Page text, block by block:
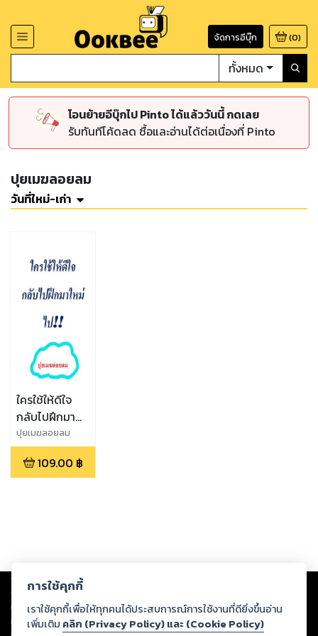
จัดการอีบุ๊ก (0)
ทั้งหมด
โอนย้ายอีบุ๊กไป Pinto ได้แล้ววันนี้ กดเลย
รับทันทีโค้ดลด ซื้อและอ่านได้ต่อเนื่องที่ Pinto
ปุยเมฆลอยลม
วันที่ใหม่-เก่า
ใครใช้ให้ดีใจ
กลับไปฝึกมา
ใหม่ไป
ปุยเมฆลอยลม
109.00 ฿
Copyright © 2026
ต่อผลงานหรือเนื้อหาใดที่อัปโหลดผ่านเว็บไซต์และปรากฏว่าละเมิดสิทธิใน
ทรัพย์สินทางปัญญาของบุคคลอื่นหรือขัดต่อกฎหมายและศีลธรรม ดังนั้น ผู้อ่าน
ทุกท่านโปรดใช้วิจารณญาณในการกลั่นกรองด้วยตนเอง และหากท่านพบว่าส่วน
การใช้คุกกี้
เราใช้คุกกี้เพื่อให้ทุกคนได้ประสบการณ์การใช้งานที่ดียิ่งขึ้นอ่าน
เพิ่มเติม คลิก (Privacy Policy) และ (Cookie Policy)